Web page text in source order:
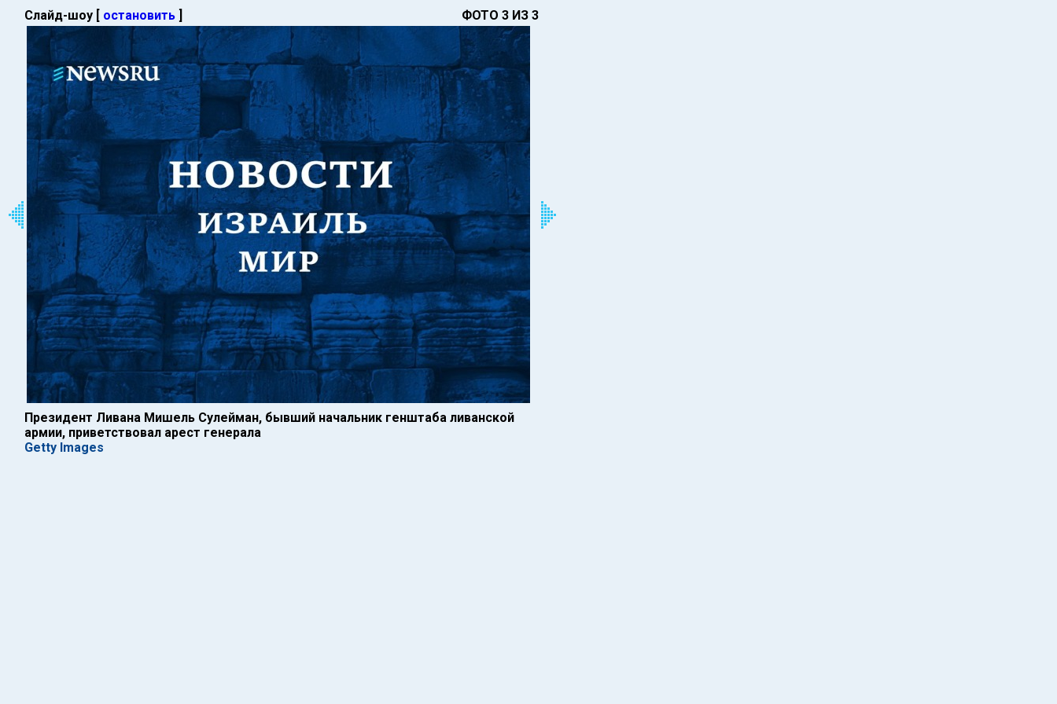
Слайд-шоу [ остановить ] ФОТО 3 ИЗ 3
Президент Ливана Мишель Сулейман, бывший начальник генштаба ливанской
армии, приветствовал арест генерала
Getty Images